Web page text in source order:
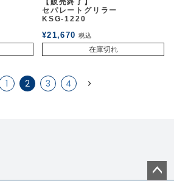
【販売終了】
セパレートグリラー
KSG-1220
¥21,670 税込
在庫切れ
1 2 3 4